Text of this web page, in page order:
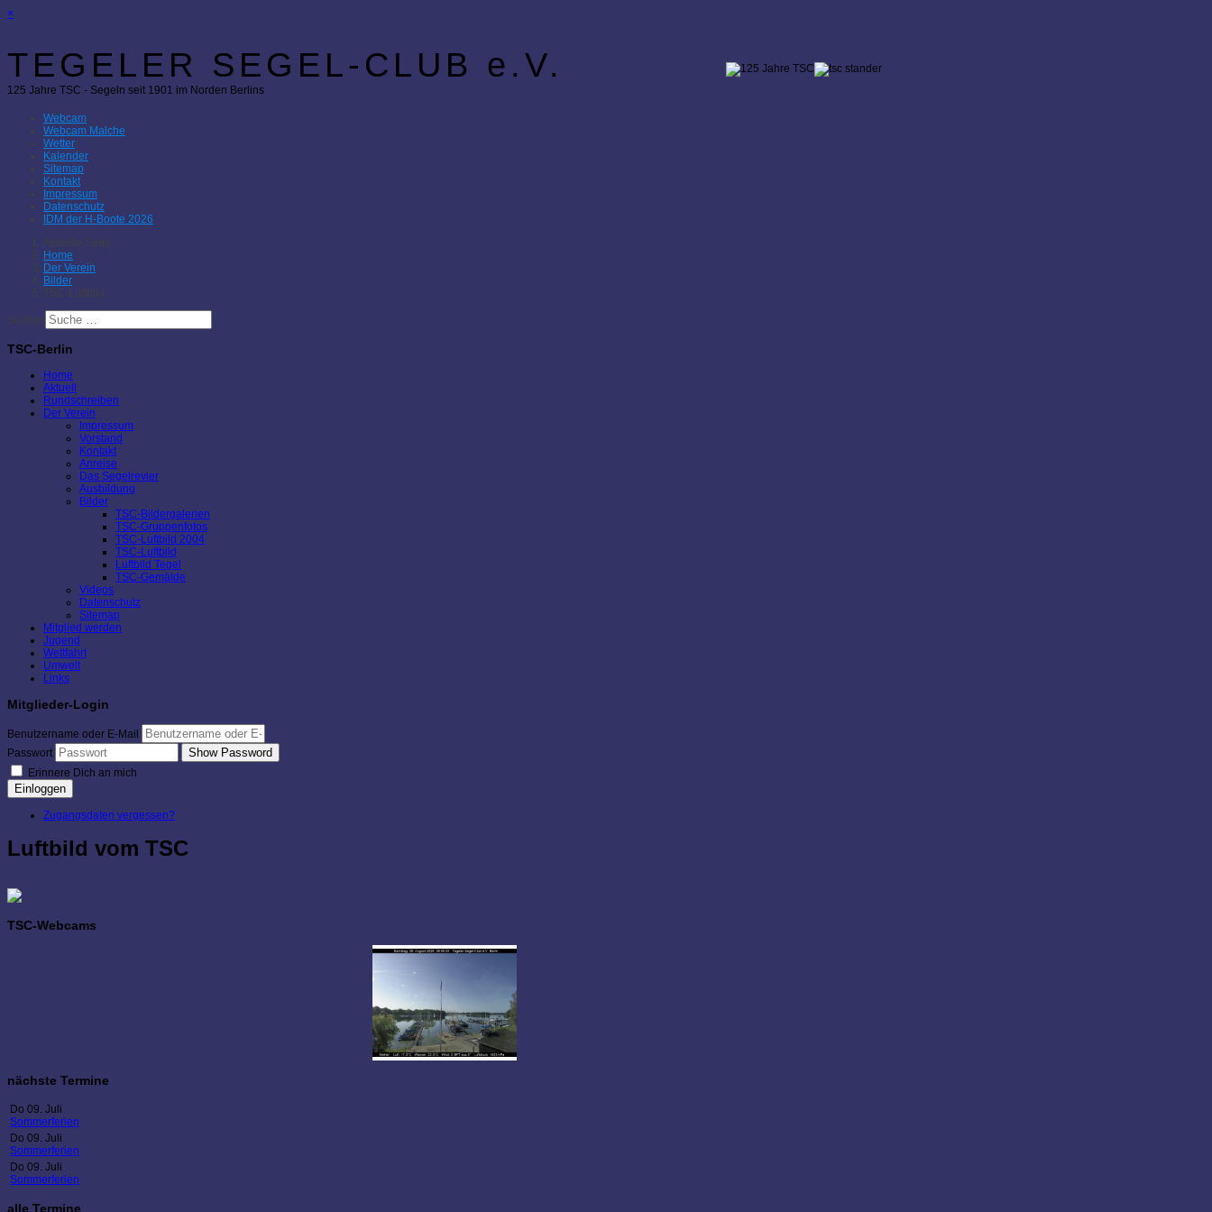
×
TEGELER SEGEL-CLUB e.V.
125 Jahre TSC - Segeln seit 1901 im Norden Berlins
Webcam
Webcam Malche
Wetter
Kalender
Sitemap
Kontakt
Impressum
Datenschutz
IDM der H-Boote 2026
Aktuelle Seite:
Home
Der Verein
Bilder
TSC-Luftbild
Suchen
TSC-Berlin
Home
Aktuell
Rundschreiben
Der Verein
Impressum
Vorstand
Kontakt
Anreise
Das Segelrevier
Ausbildung
Bilder
TSC-Bildergalerien
TSC-Gruppenfotos
TSC-Luftbild 2004
TSC-Luftbild
Luftbild Tegel
TSC-Gemälde
Videos
Datenschutz
Sitemap
Mitglied werden
Jugend
Wettfahrt
Umwelt
Links
Mitglieder-Login
Benutzername oder E-Mail
Passwort
Show Password
Erinnere Dich an mich
Einloggen
Zugangsdaten vergessen?
Luftbild vom TSC
TSC-Webcams
nächste Termine
Do 09. Juli
Sommerferien
Do 09. Juli
Sommerferien
Do 09. Juli
Sommerferien
alle Termine